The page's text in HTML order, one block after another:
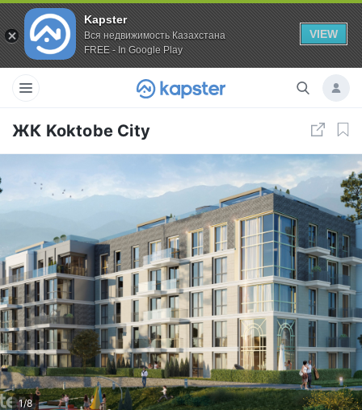
Kapster
Вся недвижимость Казахстана
FREE - In Google Play
VIEW
ЖК Koktobe City
1/8